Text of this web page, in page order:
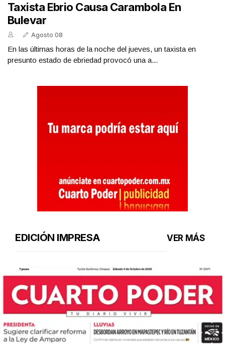
Taxista Ebrio Causa Carambola En
Bulevar
Agosto 08
En las últimas horas de la noche del jueves, un taxista en
presunto estado de ebriedad provocó una a...
EDICIÓN IMPRESA VER MÁS